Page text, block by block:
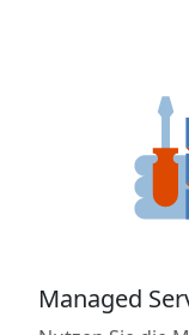
Managed